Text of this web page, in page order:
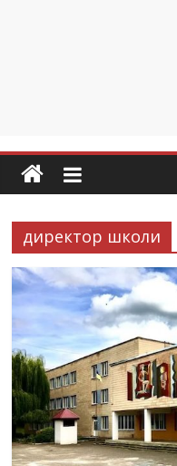
директор школи